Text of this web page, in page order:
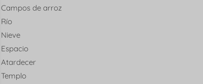
Campos de arroz
Río
Nieve
Espacio
Atardecer
Templo